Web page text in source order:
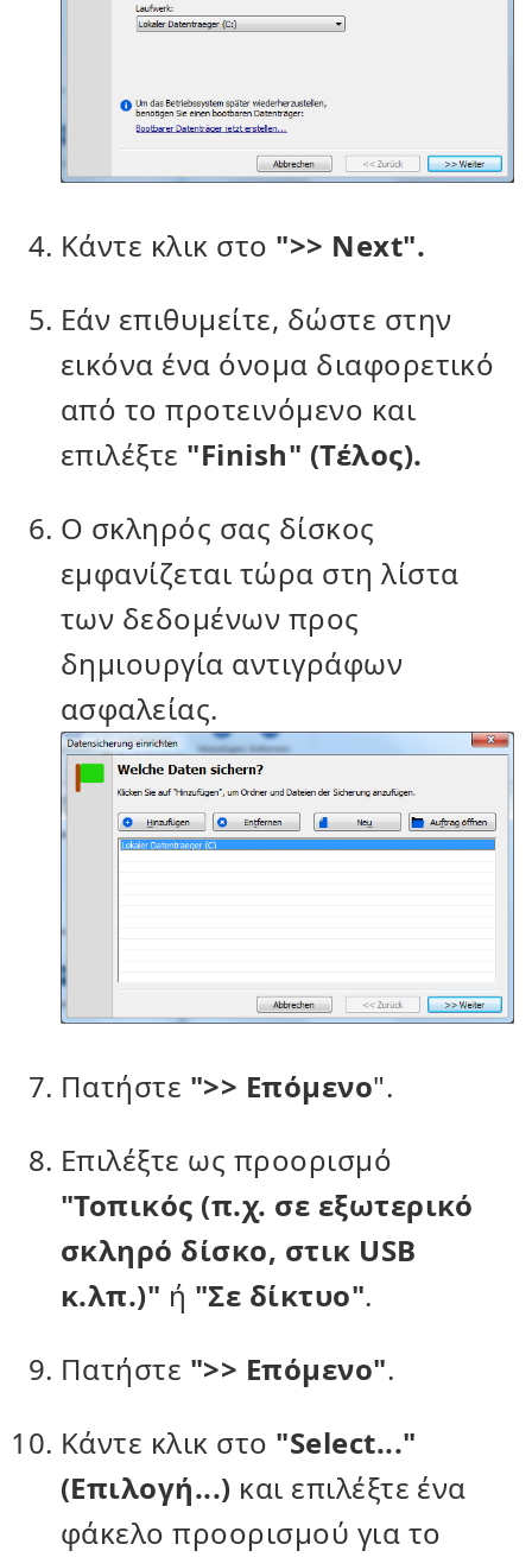
Κάντε κλικ στο ">> Next".
Εάν επιθυμείτε, δώστε στην
εικόνα ένα όνομα διαφορετικό
από το προτεινόμενο και
επιλέξτε "Finish" (Τέλος).
Ο σκληρός σας δίσκος
εμφανίζεται τώρα στη λίστα
των δεδομένων προς
δημιουργία αντιγράφων
ασφαλείας.
Πατήστε ">> Επόμενο".
Επιλέξτε ως προορισμό
"Τοπικός (π.χ. σε εξωτερικό
σκληρό δίσκο, στικ USB
κ.λπ.)" ή "Σε δίκτυο".
Πατήστε ">> Επόμενο".
Κάντε κλικ στο "Select..."
(Επιλογή...) και επιλέξτε ένα
φάκελο προορισμού για το